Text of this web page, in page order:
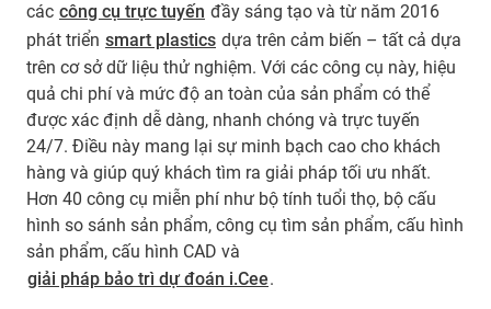
các công cụ trực tuyến đầy sáng tạo và từ năm 2016
phát triển smart plastics dựa trên cảm biến – tất cả dựa
trên cơ sở dữ liệu thử nghiệm. Với các công cụ này, hiệu
quả chi phí và mức độ an toàn của sản phẩm có thể
được xác định dễ dàng, nhanh chóng và trực tuyến
24/7. Điều này mang lại sự minh bạch cao cho khách
hàng và giúp quý khách tìm ra giải pháp tối ưu nhất.
Hơn 40 công cụ miễn phí như bộ tính tuổi thọ, bộ cấu
hình so sánh sản phẩm, công cụ tìm sản phẩm, cấu hình
sản phẩm, cấu hình CAD và
giải pháp bảo trì dự đoán i.Cee.